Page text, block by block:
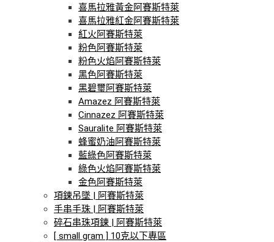
喜馬拉雅黃金阿賽斯特萊
喜馬拉雅紅金阿賽斯特萊
紅火阿賽斯特萊
粉色阿賽斯特萊
粉色火焰阿賽斯特萊
黑色阿賽斯特萊
黑碧璽阿賽斯特萊
Amazez 阿賽斯特萊
Cinnazez 阿賽斯特萊
Sauralite 阿賽斯特萊
蜂蜜奶油阿賽斯特萊
藍綠色阿賽斯特萊
綠色火焰阿賽斯特萊
金色阿賽斯特萊
項鍊吊墜 | 阿賽斯特萊
手串手珠 | 阿賽斯特萊
碎石串珠項鍊 | 阿賽斯特萊
[ small gram ] 10克以下專區